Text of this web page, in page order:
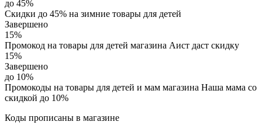
до 45%
Скидки до 45% на зимние товары для детей
Завершено
15%
Промокод на товары для детей магазина Аист даст скидку
15%
Завершено
до 10%
Промокоды на товары для детей и мам магазина Наша мама со
скидкой до 10%
Коды прописаны в магазине